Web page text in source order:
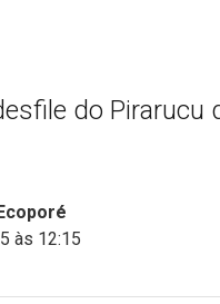
do Pirarucu
às 12:15